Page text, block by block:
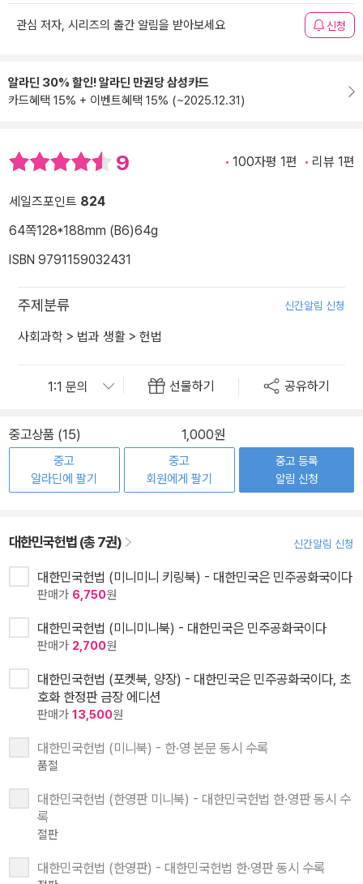
관심 저자, 시리즈의 출간 알림을 받아보세요 신청
알라딘 30% 할인! 알라딘 만권당 삼성카드
카드혜택 15% + 이벤트혜택 15% (~2025.12.31)
9 100자평 1편 리뷰 1편
세일즈포인트 824
64쪽128*188mm (B6)64g
ISBN 9791159032431
주제분류 신간알림 신청
사회과학 > 법과 생활 > 헌법
선물하기 공유하기
중고상품 (15) 1,000원
중고
알라딘에 팔기
중고
회원에게 팔기
중고 등록
알림 신청
대한민국헌법 (총 7권) 신간알림 신청
대한민국헌법 (미니미니 키링북) - 대한민국은 민주공화국이다
판매가 6,750원
대한민국헌법 (미니미니북) - 대한민국은 민주공화국이다
판매가 2,700원
대한민국헌법 (포켓북, 양장) - 대한민국은 민주공화국이다, 초
호화 한정판 금장 에디션
판매가 13,500원
대한민국헌법 (미니북) - 한·영 본문 동시 수록
품절
대한민국헌법 (한영판 미니북) - 대한민국헌법 한·영판 동시 수
록
절판
대한민국헌법 (한영판) - 대한민국헌법 한·영판 동시 수록